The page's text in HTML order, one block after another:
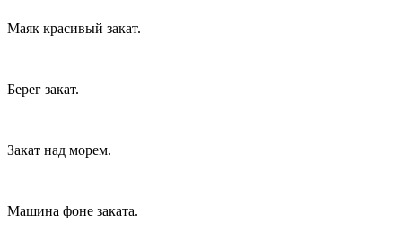
Маяк красивый закат.
Берег закат.
Закат над морем.
Машина фоне заката.